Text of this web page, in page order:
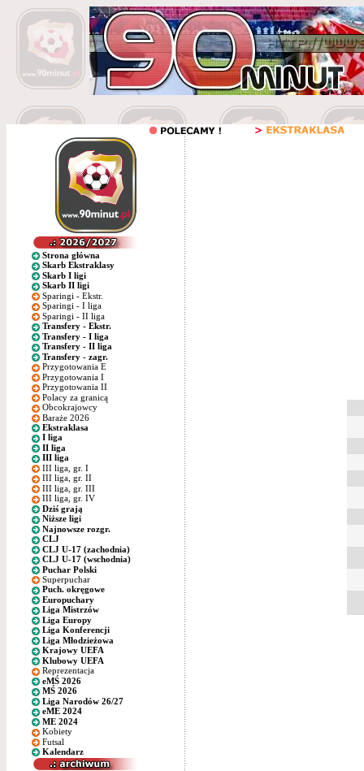
Strona główna
Skarb Ekstraklasy
Skarb I ligi
Skarb II ligi
Sparingi - Ekstr.
Sparingi - I liga
Sparingi - II liga
Transfery - Ekstr.
Transfery - I liga
Transfery - II liga
Transfery - zagr.
Przygotowania E
Przygotowania I
Przygotowania II
Polacy za granicą
Obcokrajowcy
Baraże 2026
Ekstraklasa
I liga
II liga
III liga
III liga, gr. I
III liga, gr. II
III liga, gr. III
III liga, gr. IV
Dziś grają
Niższe ligi
Najnowsze rozgr.
CLJ
CLJ U-17 (zachodnia)
CLJ U-17 (wschodnia)
Puchar Polski
Superpuchar
Puch. okręgowe
Europuchary
Liga Mistrzów
Liga Europy
Liga Konferencji
Liga Młodzieżowa
Krajowy UEFA
Klubowy UEFA
Reprezentacja
eMŚ 2026
MŚ 2026
Liga Narodów 26/27
eME 2024
ME 2024
Kobiety
Futsal
Kalendarz